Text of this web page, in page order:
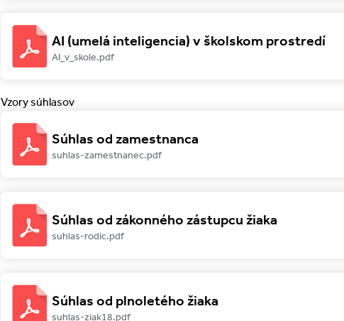
AI (umelá inteligencia) v školskom prostredí
AI_v_skole.pdf
Vzory súhlasov
Súhlas od zamestnanca
suhlas-zamestnanec.pdf
Súhlas od zákonného zástupcu žiaka
suhlas-rodic.pdf
Súhlas od plnoletého žiaka
suhlas-ziak18.pdf